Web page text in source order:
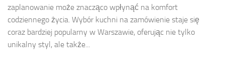
zaplanowanie może znacząco wpłynąć na komfort
codziennego życia. Wybór kuchni na zamówienie staje się
coraz bardziej popularny w Warszawie, oferując nie tylko
unikalny styl, ale także...